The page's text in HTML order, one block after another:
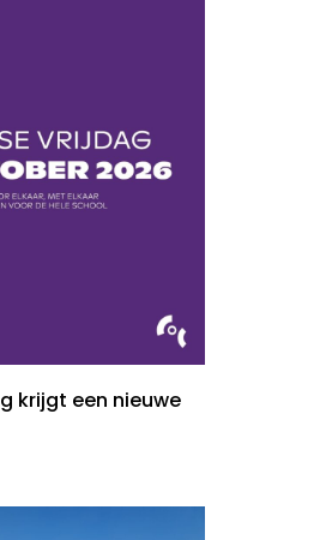
krijgt een nieuwe